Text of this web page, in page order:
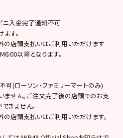
ニ入金完了通知不可
す。
の店頭支払いはご利用いただけます
以降となります。
可(ローソン・ファミリーマートのみ)
せん。ご注文完了後の店頭でのお支
きません。
の店頭支払いはご利用いただけます。